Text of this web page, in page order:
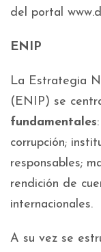
del portal
ENIP
La Estrategia
(ENIP) se
fundamentales
corrupción;
responsables;
rendición de
internacionales.
A su vez se